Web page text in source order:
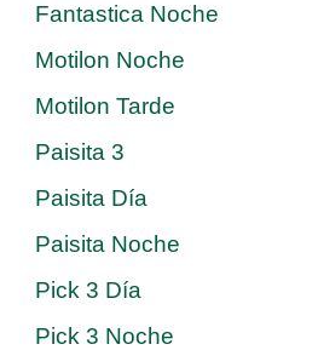
Fantastica Noche
Motilon Noche
Motilon Tarde
Paisita 3
Paisita Día
Paisita Noche
Pick 3 Día
Pick 3 Noche